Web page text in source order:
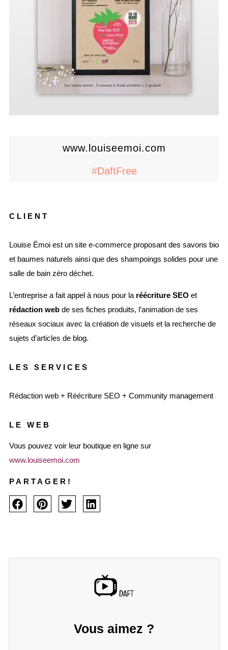
www.louiseemoi.com
#DaftFree
CLIENT
Louise Émoi est un site e-commerce proposant des savons bio
et baumes naturels ainsi que des shampoings solides pour une
salle de bain zéro déchet.
L’entreprise a fait appel à nous pour la réécriture SEO et
rédaction web de ses fiches produits, l’animation de ses
réseaux sociaux avec la création de visuels et la recherche de
sujets d’articles de blog.
LES SERVICES
Rédaction web + Réécriture SEO + Community management
LE WEB
Vous pouvez voir leur boutique en ligne sur
www.louiseemoi.com
PARTAGER!
Vous aimez ?